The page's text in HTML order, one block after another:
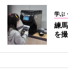
学ぶ
練
を